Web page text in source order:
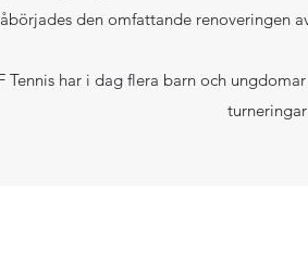
den omfattande renoveringen
Tennis har i dag flera barn och